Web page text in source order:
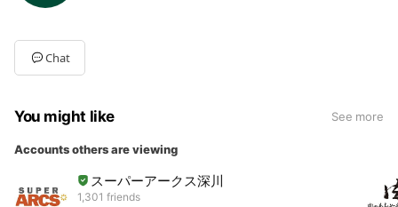
Chat
You might like See more
Accounts others are viewing
スーパーアークス深川
1,301 friends